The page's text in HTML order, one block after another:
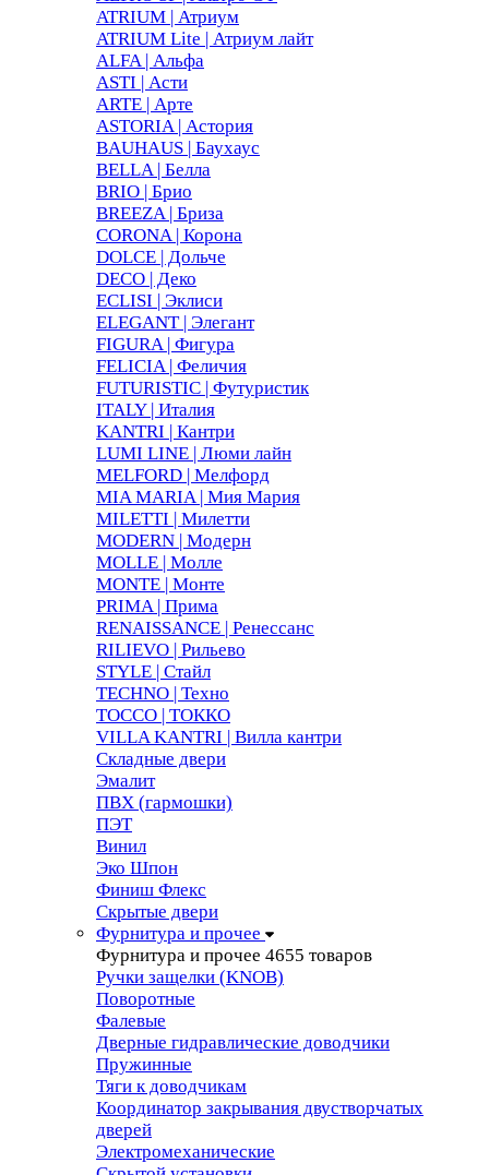
ATRIUM | Атриум
ATRIUM Lite | Атриум лайт
ALFA | Альфа
ASTI | Асти
ARTE | Арте
ASTORIA | Астория
BAUHAUS | Баухаус
BELLA | Белла
BRIO | Брио
BREEZA | Бриза
CORONA | Корона
DOLCE | Дольче
DECO | Деко
ECLISI | Эклиси
ELEGANT | Элегант
FIGURA | Фигура
FELICIA | Феличия
FUTURISTIC | Футуристик
ITALY | Италия
KANTRI | Кантри
LUMI LINE | Люми лайн
MELFORD | Мелфорд
MIA MARIA | Мия Мария
MILETTI | Милетти
MODERN | Модерн
MOLLE | Молле
MONTE | Монте
PRIMA | Прима
RENAISSANCE | Ренессанс
RILIEVO | Рильево
STYLE | Стайл
TECHNO | Техно
TOCCO | ТОККО
VILLA KANTRI | Вилла кантри
Складные двери
Эмалит
ПВХ (гармошки)
ПЭТ
Винил
Эко Шпон
Финиш Флекс
Скрытые двери
Фурнитура и прочее
Фурнитура и прочее 4655 товаров
Ручки защелки (KNOB)
Поворотные
Фалевые
Дверные гидравлические доводчики
Пружинные
Тяги к доводчикам
Координатор закрывания двустворчатых
дверей
Электромеханические